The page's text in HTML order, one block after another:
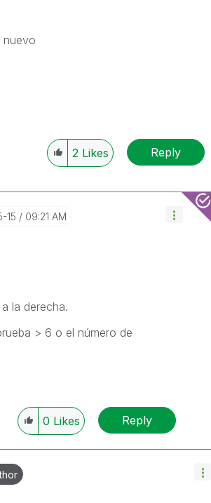
nuevo
2 Likes Reply
15 09:21 AM
la derecha.
> 6 o el número de
0 Likes Reply